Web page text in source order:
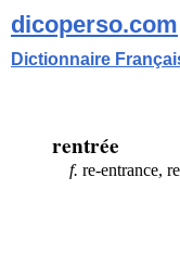
dicoperso.com
Dictionnaire
rentrée
f. re-entrance,